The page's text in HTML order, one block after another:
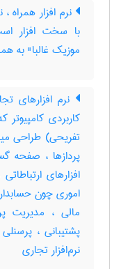
نرم افزار همراه
با سخت افزار
موزیک غالبا" به
نرم افزارهای
کاربردی
تفریحی) طراحی
پردازها ، صفحه
افزارهای
اموری چون
مالی ، مدیریت
پشتیبانی ،
نرم‌افزار تجاری